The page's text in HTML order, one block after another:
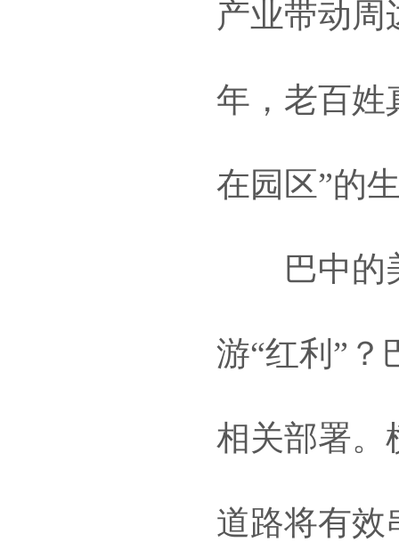
产业带动周
年，老百姓
在园区”的
巴中的美
游“红利”？
相关部署。
道路将有效